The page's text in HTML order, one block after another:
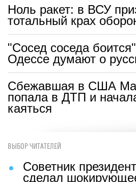
Ноль ракет: в ВСУ
тотальный крах
"Сосед соседа
Одессе думают о
Сбежавшая в США
попала в ДТП и
каяться
ВЫБОР ЧИТАТЕЛЕЙ
Советник
сделал